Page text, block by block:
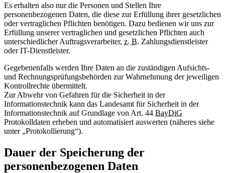
Es erhalten also nur die Personen und Stellen Ihre
personenbezogenen Daten, die diese zur Erfüllung ihrer gesetzlichen
oder vertraglichen Pflichten benötigen. Dazu bedienen wir uns zur
Erfüllung unserer vertraglichen und gesetzlichen Pflichten auch
unterschiedlicher Auftragsverarbeiter, z. B. Zahlungsdienstleister
oder IT-Dienstleister.
Gegebenenfalls werden Ihre Daten an die zuständigen Aufsichts-
und Rechnungsprüfungsbehörden zur Wahrnehmung der jeweiligen
Kontrollrechte übermittelt.
Zur Abwehr von Gefahren für die Sicherheit in der
Informationstechnik kann das Landesamt für Sicherheit in der
Informationstechnik auf Grundlage von Art. 44 BayDiG
Protokolldaten erheben und automatisiert auswerten (näheres siehe
unter „Protokollierung“).
Dauer der Speicherung der
personenbezogenen Daten